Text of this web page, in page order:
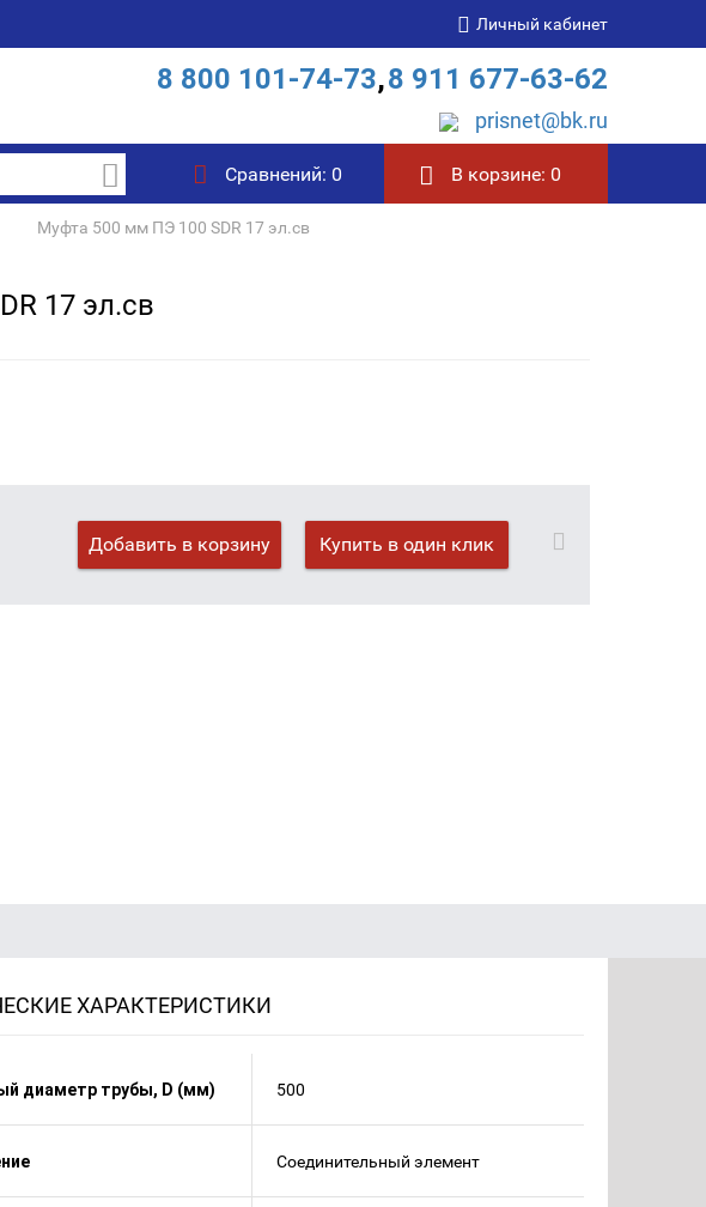
Личный кабинет
8 800 101-74-73,8 911 677-63-62
prisnet@bk.ru
Сравнений: 0 В корзине: 0
Муфта 500 мм ПЭ 100 SDR 17 эл.св
17 эл.св
Добавить в корзину Купить в один клик
ХАРАКТЕРИСТИКИ
диаметр трубы, D (мм) 500
Соединительный элемент